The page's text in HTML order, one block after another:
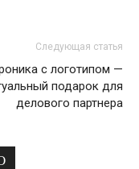
Следующая статья
с логотипом —
подарок для
делового партнера